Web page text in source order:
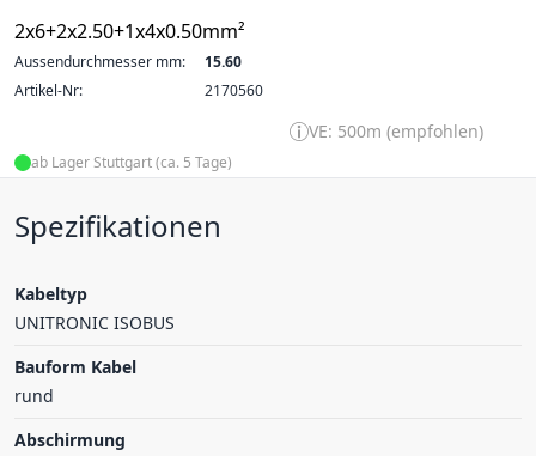
2x6+2x2.50+1x4x0.50mm²
Aussendurchmesser mm:
15.60
Artikel-Nr:
2170560
VE: 500m (empfohlen)
ab Lager Stuttgart (ca. 5 Tage)
Spezifikationen
Kabeltyp
UNITRONIC ISOBUS
Bauform Kabel
rund
Abschirmung